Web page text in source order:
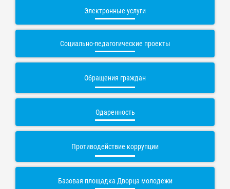
Электронные услуги
Социально-педагогические проекты
Обращения граждан
Одаренность
Противодействие коррупции
Базовая площадка Дворца молодежи